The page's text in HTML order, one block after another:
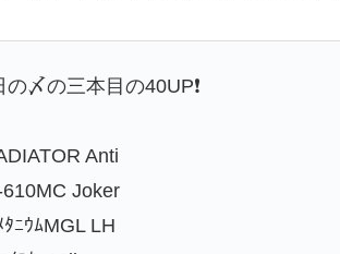
の〆の三本目の40UP❗️
Anti
Joker
ﾀﾆｳﾑMGL LH